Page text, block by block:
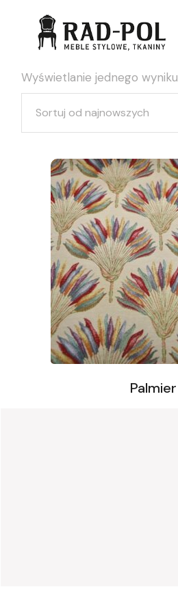
Wyświetlanie jednego wyniku
Sortuj od najnowszych
Palmier